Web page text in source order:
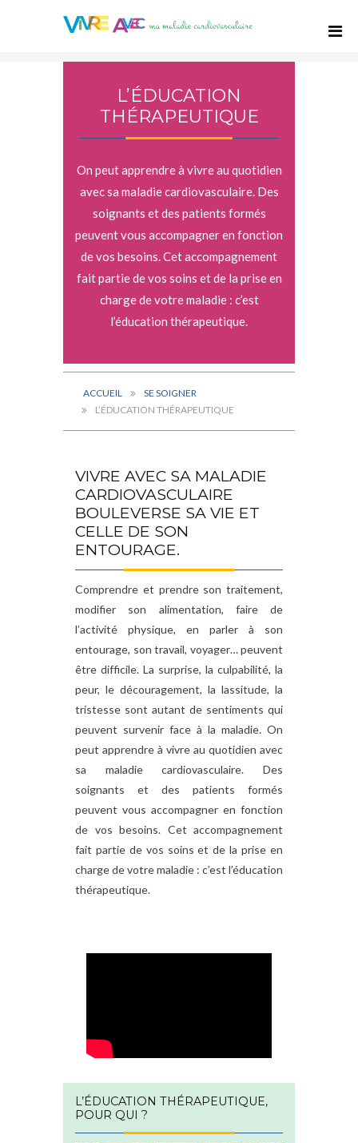
L’ÉDUCATION
THÉRAPEUTIQUE
On peut apprendre à vivre au quotidien
avec sa maladie cardiovasculaire. Des
soignants et des patients formés
peuvent vous accompagner en fonction
de vos besoins. Cet accompagnement
fait partie de vos soins et de la prise en
charge de votre maladie : c’est
l’éducation thérapeutique.
ACCUEIL
SE SOIGNER
L’ÉDUCATION THÉRAPEUTIQUE
VIVRE AVEC SA MALADIE
CARDIOVASCULAIRE
BOULEVERSE SA VIE ET
CELLE DE SON
ENTOURAGE.
Comprendre et prendre son traitement,
modifier son alimentation, faire de
l’activité physique, en parler à son
entourage, son travail, voyager… peuvent
être difficile. La surprise, la culpabilité, la
peur, le découragement, la lassitude, la
tristesse sont autant de sentiments qui
peuvent survenir face à la maladie. On
peut apprendre à vivre au quotidien avec
sa maladie cardiovasculaire. Des
soignants et des patients formés
peuvent vous accompagner en fonction
de vos besoins. Cet accompagnement
fait partie de vos soins et de la prise en
charge de votre maladie : c’est l’éducation
thérapeutique.
L’ÉDUCATION THÉRAPEUTIQUE,
POUR QUI ?